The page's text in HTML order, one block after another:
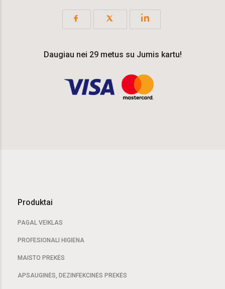
Daugiau nei 29 metus su Jumis kartu!
Produktai
PAGAL VEIKLAS
PROFESIONALI HIGIENA
MAISTO PREKĖS
APSAUGINĖS, DEZINFEKCINĖS PREKĖS